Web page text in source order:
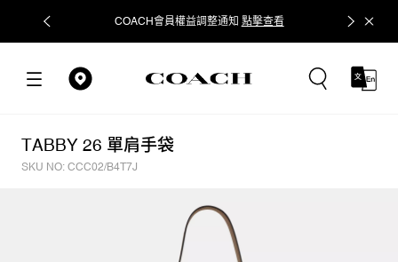
COACH會員權益調整通知 點擊查看 立即追蹤
TABBY 26 單肩手袋
SKU NO: CCC02/B4T7J